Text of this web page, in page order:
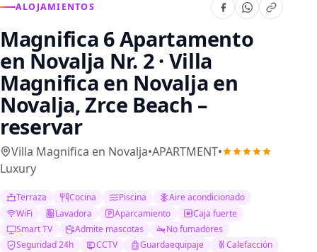
ALOJAMIENTOS
Magnifica 6 Apartamento
en Novalja Nr. 2 · Villa
Magnifica en Novalja en
Novalja, Zrce Beach –
reservar
Villa Magnifica en Novalja•APARTMENT•
Luxury
Terraza Cocina Piscina
Aire acondicionado
WiFi
Lavadora Aparcamiento
Caja fuerte
Smart TV
Admite mascotas
No fumadores
Seguridad 24h
CCTV Guardaequipaje
Calefacción